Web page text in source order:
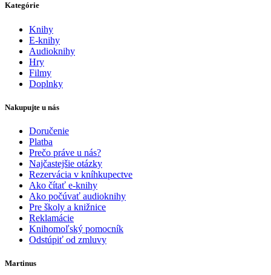
Kategórie
Knihy
E-knihy
Audioknihy
Hry
Filmy
Doplnky
Nakupujte u nás
Doručenie
Platba
Prečo práve u nás?
Najčastejšie otázky
Rezervácia v kníhkupectve
Ako čítať e-knihy
Ako počúvať audioknihy
Pre školy a knižnice
Reklamácie
Knihomoľský pomocník
Odstúpiť od zmluvy
Martinus